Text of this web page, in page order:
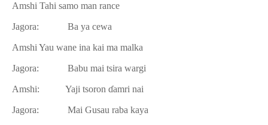
Amshi Tahi samo man rance
Jagora: Ba ya cewa
Amshi Yau wane ina kai ma malka
Jagora: Babu mai tsira wargi
Amshi: Yaji tsoron ɗamri nai
Jagora: Mai Gusau raba kaya